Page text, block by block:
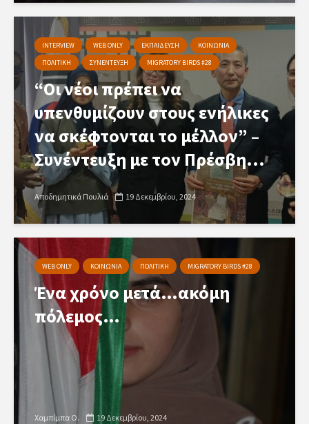
INTERVIEW WEB ONLY ΕΚΠΑΙΔΕΥΣΗ
ΚΟΙΝΩΝΙΑ
ΠΟΛΙΤΙΚΗ
ΣΥΝΕΝΤΕΥΞΗ MIGRATORY BIRDS #28
“Οι νέοι πρέπει να
υπενθυμίζουν στους ενήλικες
να σκέφτονται το μέλλον” –
Συνέντευξη με τον Πρέσβη...
Αποδημητικά Πουλιά 19 Δεκεμβρίου, 2024
WEB ONLY ΚΟΙΝΩΝΙΑ ΠΟΛΙΤΙΚΗ MIGRATORY BIRDS #28
Ένα χρόνο μετά…ακόμη
πόλεμος…
Χαμπίμπα Ο. 19 Δεκεμβρίου, 2024